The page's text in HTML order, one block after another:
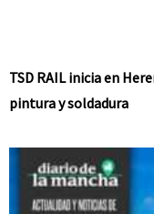
TSD RAIL inicia en
pintura y soldadura